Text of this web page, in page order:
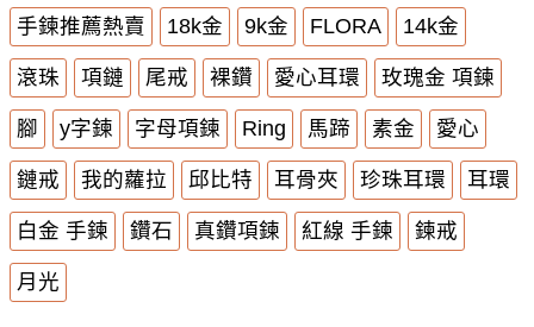
手鍊推薦熱賣 18k金 9k金 FLORA 14k金
滾珠 項鏈 尾戒 裸鑽 愛心耳環 玫瑰金 項鍊
腳 y字鍊 字母項鍊 Ring 馬蹄 素金 愛心
鏈戒 我的蘿拉 邱比特 耳骨夾 珍珠耳環 耳環
白金 手鍊 鑽石 真鑽項鍊 紅線 手鍊 鍊戒
月光